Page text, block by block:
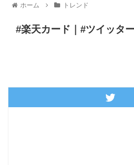
ホーム トレンド
#楽天カード｜#ツイッタ